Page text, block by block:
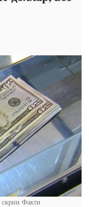
скрин Факти